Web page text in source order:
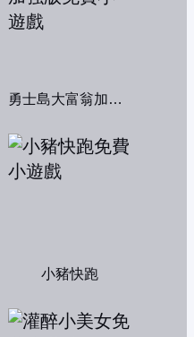
勇士島大富翁加強版
小豬快跑